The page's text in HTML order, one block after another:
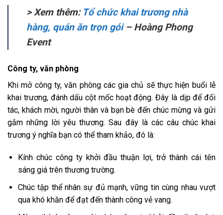
> Xem thêm: Tổ chức khai trương nhà
hàng, quán ăn trọn gói– Hoàng Phong
Event
Công ty, văn phòng
Khi mở công ty, văn phòng các gia chủ sẽ thực hiện buổi lễ
khai trương, đánh dấu cột mốc hoạt động. Đây là dịp để đối
tác, khách mời, người thân và bạn bè đến chúc mừng và gửi
gắm những lời yêu thương. Sau đây là các câu chúc khai
trương ý nghĩa bạn có thể tham khảo, đó là:
Kính chúc công ty khởi đầu thuận lợi, trở thành cái tên
sáng giá trên thương trường.
Chúc tập thể nhân sự đủ mạnh, vững tin cùng nhau vượt
qua khó khăn để đạt đến thành công vẻ vang.